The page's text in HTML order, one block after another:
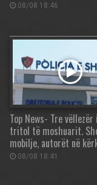
08/08 18:46
Top News- Tre vëllezër
tritol të moshuarit.
mobilje, autorët në
08/08 18:41